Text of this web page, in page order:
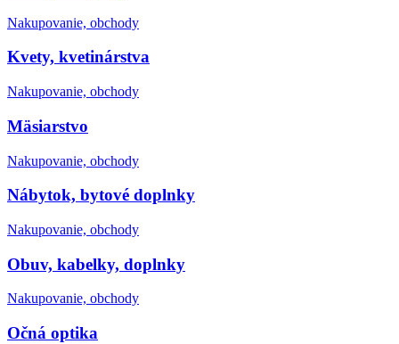
Nakupovanie, obchody
Kvety, kvetinárstva
Nakupovanie, obchody
Mäsiarstvo
Nakupovanie, obchody
Nábytok, bytové doplnky
Nakupovanie, obchody
Obuv, kabelky, doplnky
Nakupovanie, obchody
Očná optika